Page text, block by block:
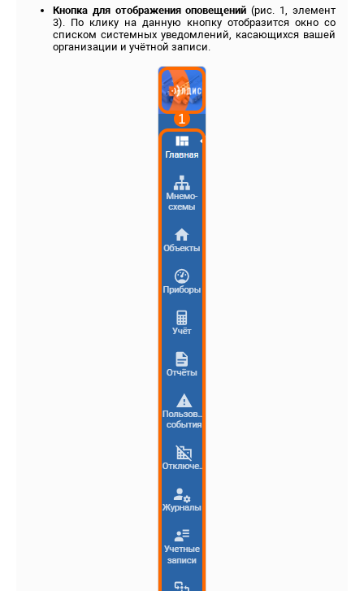
Кнопка для отображения оповещений (рис. 1, элемент
3). По клику на данную кнопку отобразится окно со
списком системных уведомлений, касающихся вашей
организации и учётной записи.